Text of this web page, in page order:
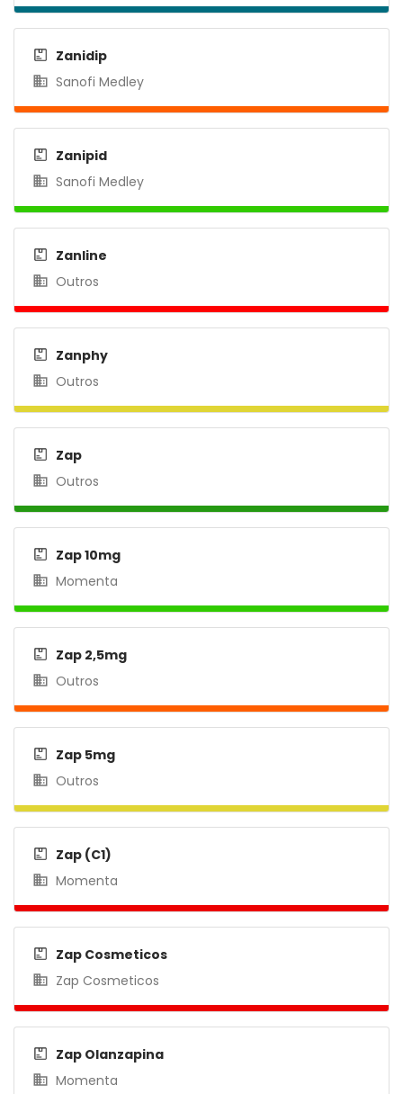
Zanidip
Sanofi Medley
Zanipid
Sanofi Medley
Zanline
Outros
Zanphy
Outros
Zap
Outros
Zap 10mg
Momenta
Zap 2,5mg
Outros
Zap 5mg
Outros
Zap (C1)
Momenta
Zap Cosmeticos
Zap Cosmeticos
Zap Olanzapina
Momenta